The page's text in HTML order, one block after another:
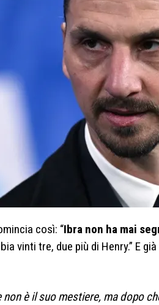
così: “Ibra non ha mai
vinti tre, due più di Henry.” E
non è il suo mestiere, ma dopo